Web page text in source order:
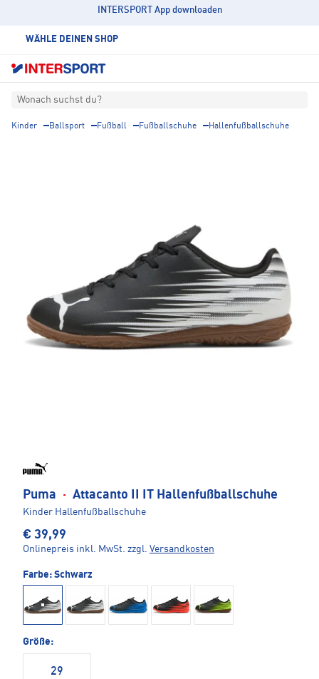
INTERSPORT App downloaden
WÄHLE DEINEN SHOP
Wonach suchst du?
Kinder Ballsport Fußball Fußballschuhe Hallenfußballschuhe
Puma · Attacanto II IT Hallenfußballschuhe
Kinder Hallenfußballschuhe
€ 39,99
Onlinepreis inkl. MwSt. zzgl. Versandkosten
Farbe: Schwarz
Größe:
29